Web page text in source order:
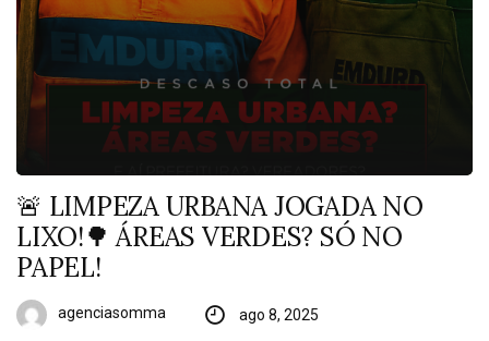
🚨 LIMPEZA URBANA JOGADA NO
LIXO!🌳 ÁREAS VERDES? SÓ NO
PAPEL!
agenciasomma ago 8, 2025